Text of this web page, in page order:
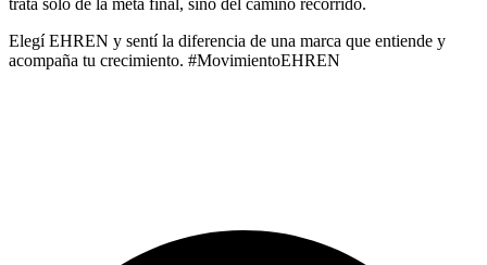
trata solo de la meta final, sino del camino recorrido.
Elegí EHREN y sentí la diferencia de una marca que entiende y
acompaña tu crecimiento. #MovimientoEHREN